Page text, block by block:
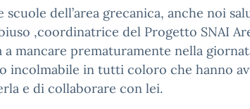
dell’area grecanica, anche noi
,coordinatrice del Progetto SNAI
a mancare prematuramente nella
incolmabile in tutti coloro che hanno
e di collaborare con lei.